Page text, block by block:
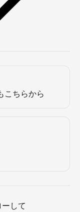
こちらから
して